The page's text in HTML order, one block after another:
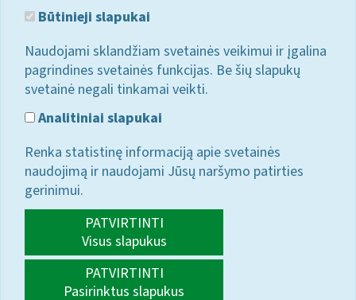
Būtinieji slapukai
Naudojami sklandžiam svetainės veikimui ir įgalina
pagrindines svetainės funkcijas. Be šių slapukų
svetainė negali tinkamai veikti.
Analitiniai slapukai
Renka statistinę informaciją apie svetainės
naudojimą ir naudojami Jūsų naršymo patirties
gerinimui.
PATVIRTINTI
Visus slapukus
PATVIRTINTI
Pasirinktus slapukus